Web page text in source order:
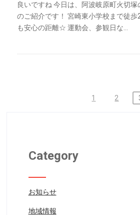
良いですね 今日は、阿波岐原町火切
のご紹介です！ 宮崎東小学校まで徒
も安心の距離☆ 運動会、参観日な...
1 2
Category
お知らせ
地域情報